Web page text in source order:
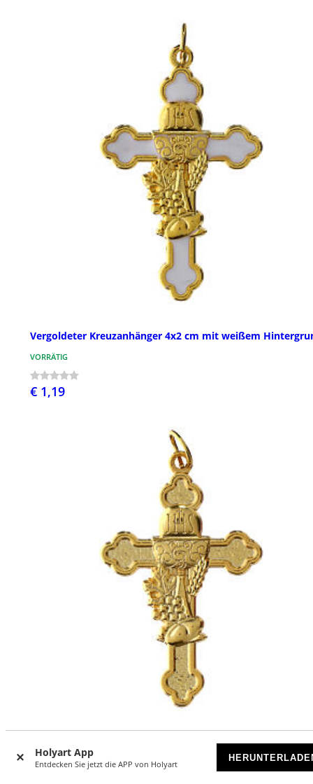
Holyart App
Entdecken Sie jetzt die APP von Holyart
Vergoldeter Kreuzanhänger 4x2 cm mit weißem
VORRÄTIG
€ 1,19
Vergoldeter Kreuzanhänger 4x2 cm aus Zamak
VORRÄTIG